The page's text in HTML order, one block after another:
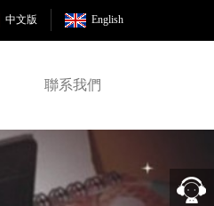
English
中文版
聯系我們